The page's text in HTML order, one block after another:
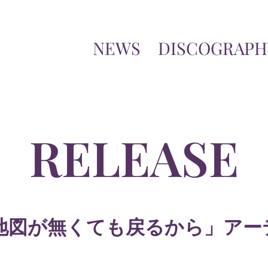
NEWS
RELEASE
が無くても戻るから」ア